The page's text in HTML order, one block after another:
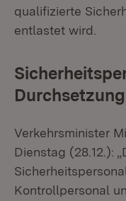
qualifizierte
entlastet wird.
Verkehrsminister
Dienstag (28.12.):
Kontrollpersonal